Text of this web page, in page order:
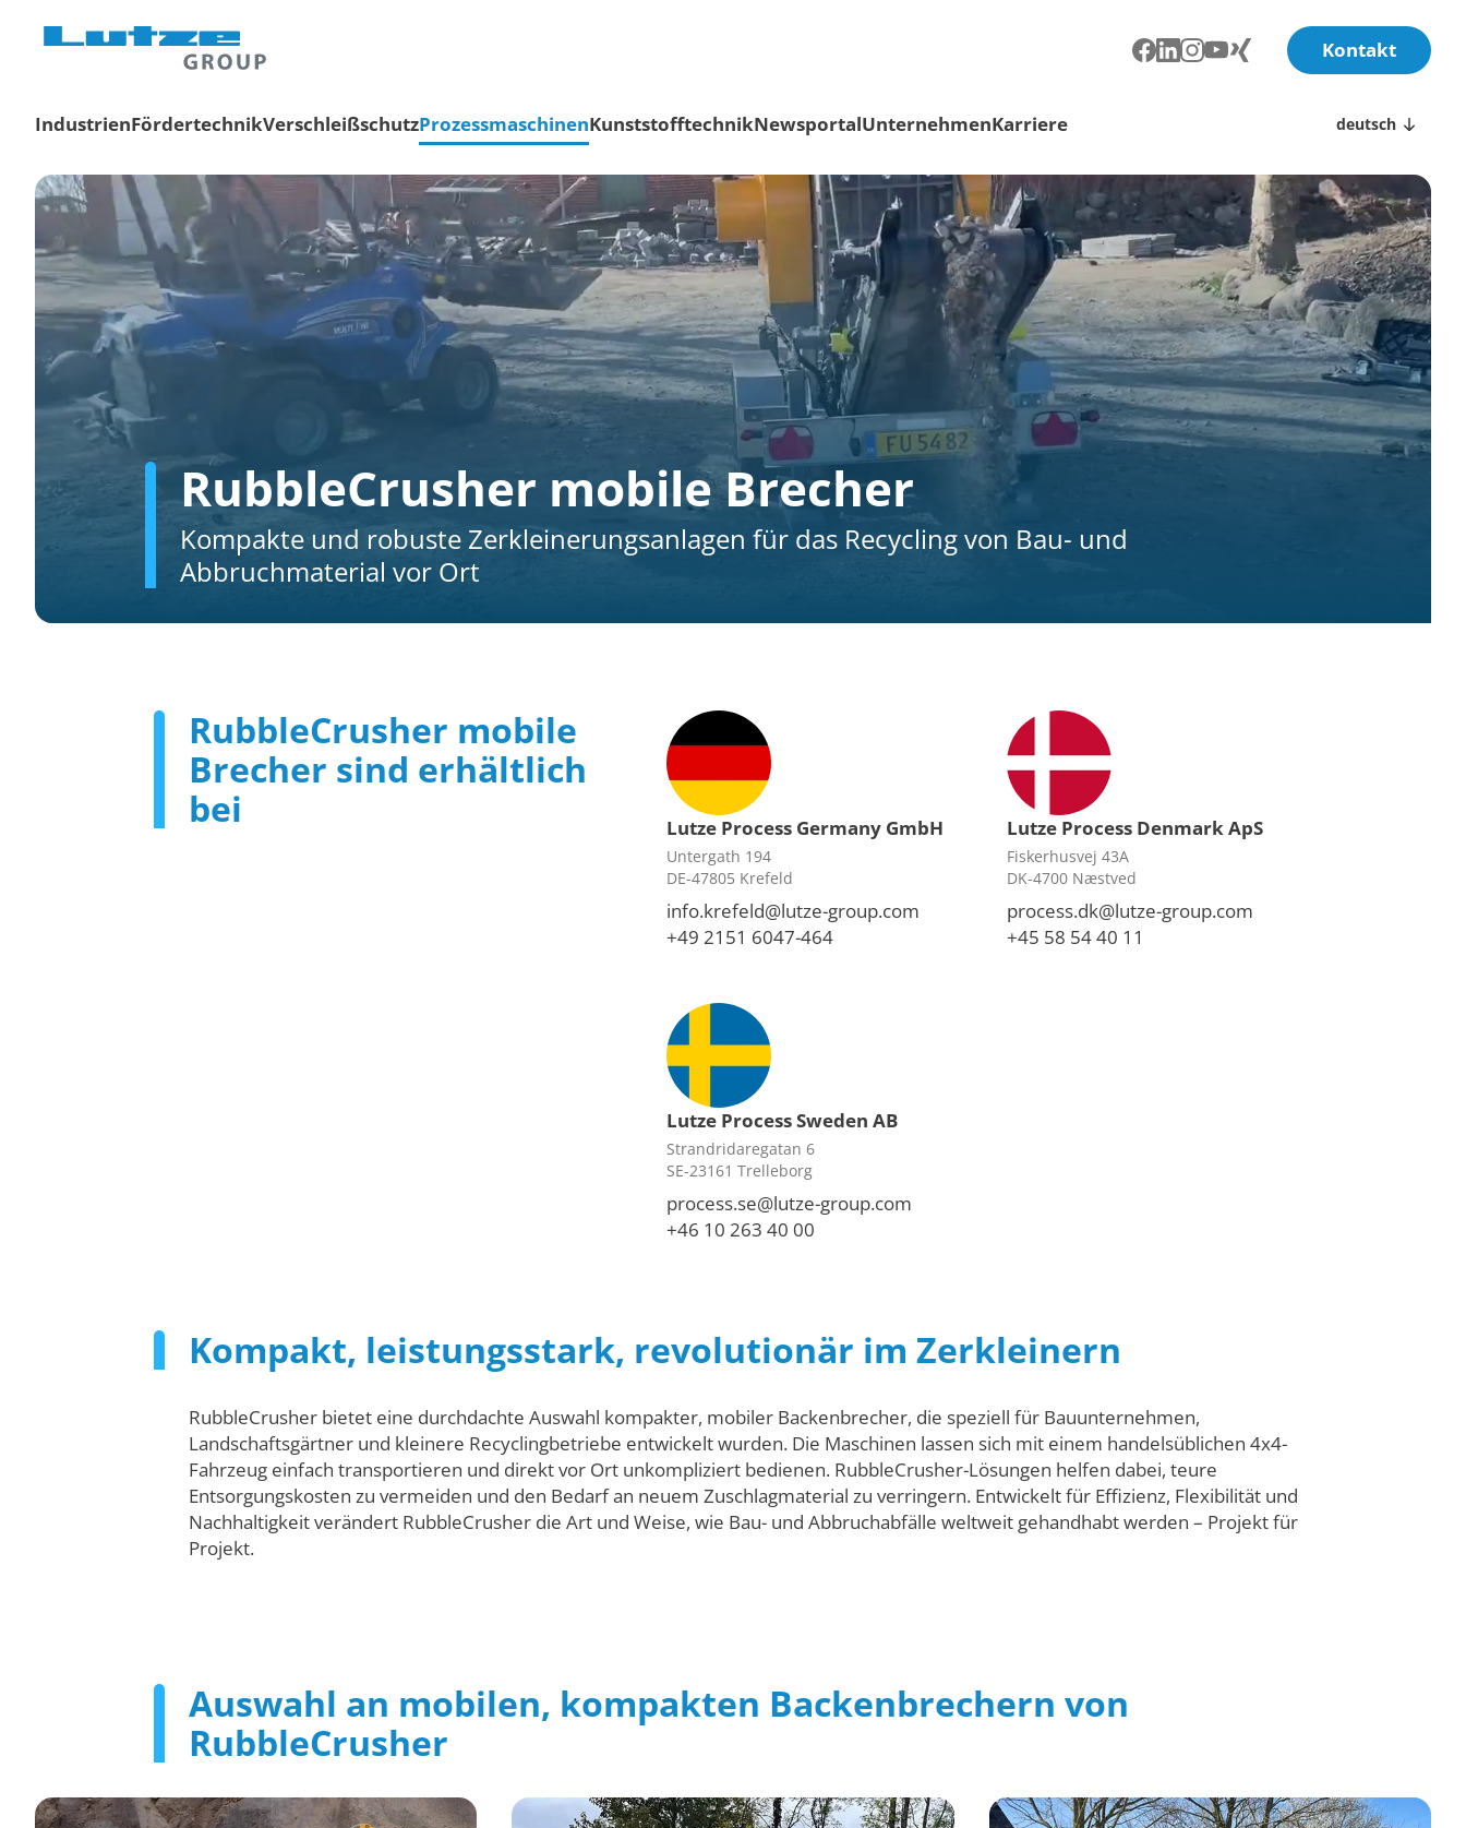
Kontakt
IndustrienFördertechnikVerschleißschutzProzessmaschinenKunststofftechnikNewsportalUnternehmenKarriere deutsch
RubbleCrusher mobile Brecher
Kompakte und robuste Zerkleinerungsanlagen für das Recycling von Bau- und
Abbruchmaterial vor Ort
RubbleCrusher mobile
Brecher sind erhältlich
bei
Lutze Process Germany GmbH
Untergath 194
DE-47805 Krefeld
info.krefeld@lutze-group.com
+49 2151 6047-464
Lutze Process Denmark ApS
Fiskerhusvej 43A
DK-4700 Næstved
process.dk@lutze-group.com
+45 58 54 40 11
Lutze Process Sweden AB
Strandridaregatan 6
SE-23161 Trelleborg
process.se@lutze-group.com
+46 10 263 40 00
Kompakt, leistungsstark, revolutionär im Zerkleinern
RubbleCrusher bietet eine durchdachte Auswahl kompakter, mobiler Backenbrecher, die speziell für Bauunternehmen,
Landschaftsgärtner und kleinere Recyclingbetriebe entwickelt wurden. Die Maschinen lassen sich mit einem handelsüblichen 4x4-
Fahrzeug einfach transportieren und direkt vor Ort unkompliziert bedienen. RubbleCrusher-Lösungen helfen dabei, teure
Entsorgungskosten zu vermeiden und den Bedarf an neuem Zuschlagmaterial zu verringern. Entwickelt für Effizienz, Flexibilität und
Nachhaltigkeit verändert RubbleCrusher die Art und Weise, wie Bau- und Abbruchabfälle weltweit gehandhabt werden – Projekt für
Projekt.
Auswahl an mobilen, kompakten Backenbrechern von
RubbleCrusher